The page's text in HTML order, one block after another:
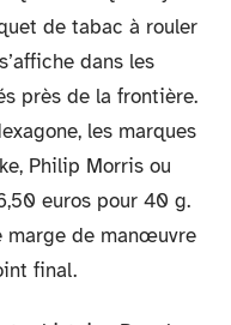
de tabac à rouler
dans les
près de la frontière.
les marques
Philip Morris ou
euros pour 40 g.
marge de manœuvre
final.